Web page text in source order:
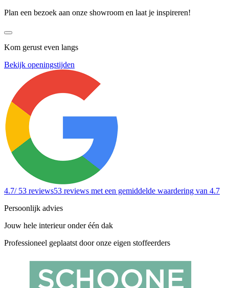
Plan een bezoek aan onze showroom en laat je inspireren!
Kom gerust even langs
Bekijk openingstijden
4.7/ 53 reviews53 reviews met een gemiddelde waardering van 4.7
Persoonlijk advies
Jouw hele interieur onder één dak
Professioneel geplaatst door onze eigen stoffeerders